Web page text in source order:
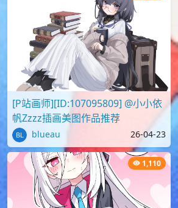
[P站画师][ID:107095809] @小小依
帆Zzzz插画美图作品推荐
blueau 26-04-23
1,110